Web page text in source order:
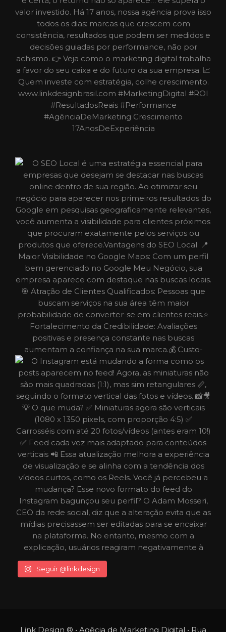
Seguir @linkdesign
Link Design ® • Agêcia de Marketing Digital • Rua